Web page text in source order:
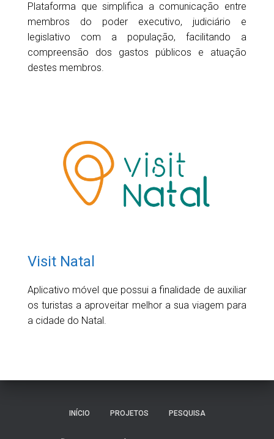
Plataforma que simplifica a comunicação entre
membros do poder executivo, judiciário e
legislativo com a população, facilitando a
compreensão dos gastos públicos e atuação
destes membros.
Visit Natal
Aplicativo móvel que possui a finalidade de auxiliar
os turistas a aproveitar melhor a sua viagem para
a cidade do Natal.
INÍCIO PROJETOS PESQUISA